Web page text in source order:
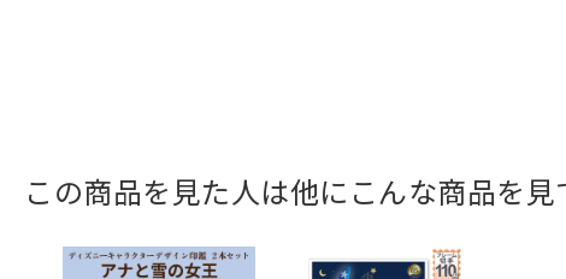
この商品を見た人は他にこんな商品を見